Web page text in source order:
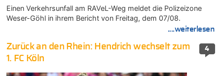
Einen Verkehrsunfall am RAVeL-Weg meldet die Polizeizone
Weser-Göhl in ihrem Bericht von Freitag, dem 07/08.
....weiterlesen
4
Zurück an den Rhein: Hendrich wechselt zum
1. FC Köln